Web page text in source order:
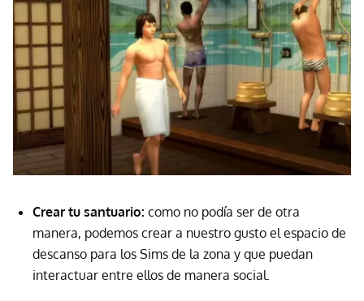
Crear tu santuario: como no podía ser de otra
manera, podemos crear a nuestro gusto el espacio de
descanso para los Sims de la zona y que puedan
interactuar entre ellos de manera social.